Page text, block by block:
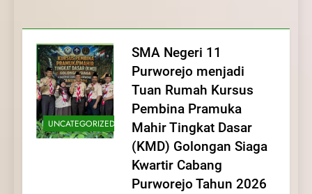
dan Pengabdian Generasi
Pramuka
Pramuka
Kepedulian
UNCATEGORIZED
SMA Negeri 11
Purworejo menjadi
Tuan Rumah Kursus
Pembina Pramuka
Mahir Tingkat Dasar
(KMD) Golongan Siaga
Kwartir Cabang
Purworejo Tahun 2026